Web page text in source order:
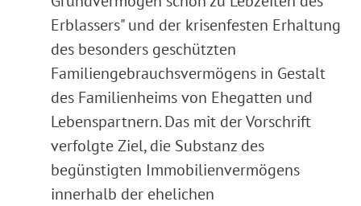
Erblassers" und der krisenfesten Erhaltung
des besonders geschützten
Familiengebrauchsvermögens in Gestalt
des Familienheims von Ehegatten und
Lebenspartnern. Das mit der Vorschrift
verfolgte Ziel, die Substanz des
begünstigten Immobilienvermögens
innerhalb der ehelichen